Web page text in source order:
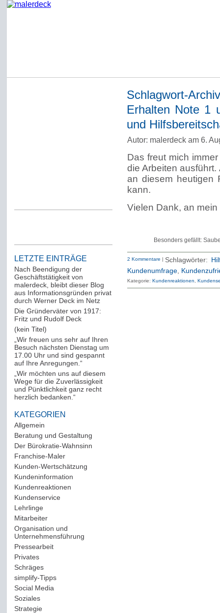
LETZTE EINTRÄGE
Nach Beendigung der
Geschäftstätigkeit von
malerdeck, bleibt dieser Blog
aus Informationsgründen privat
durch Werner Deck im Netz
Die Gründerväter von 1917:
Fritz und Rudolf Deck
(kein Titel)
„Wir freuen uns sehr auf Ihren
Besuch nächsten Dienstag um
17.00 Uhr und sind gespannt
auf Ihre Anregungen.“
„Wir möchten uns auf diesem
Wege für die Zuverlässigkeit
und Pünktlichkeit ganz recht
herzlich bedanken.“
KATEGORIEN
Allgemein
Beratung und Gestaltung
Der Bürokratie-Wahnsinn
Franchise-Maler(42)
Kunden-Wertschätzung
Kundeninformation
Kundenreaktionen
Kundenservice(178)
Lehrlinge(54)
Mitarbeiter(163)
Organisation und
Unternehmensführung
Pressearbeit(12)
Privates(193)
Schräges(161)
simplify-Tipps(123)
Social Media
Soziales(37)
Strategie(220)
Schlagwort-
Erhalten Note 1
und
Autor: malerdeck am 6.
Das freut mich
die Arbeiten
an diesem heutigen
kann.
Vielen Dank, an
Besonders gefällt:
2 Kommentare | Schlagwörter:
Kundenumfrage,
Kategorie: Kundenreaktionen